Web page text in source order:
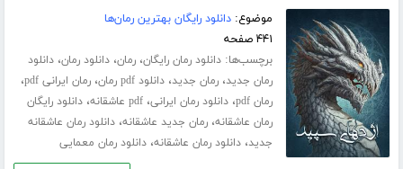
موضوع:دانلود رایگان بهترین رمان‌ها
۴۴۱ صفحه
برچسب‌ها:دانلود رمان رایگان،رمان،دانلود رمان،دانلود
رمان جدید،رمان جدید،دانلود pdf رمان ،رمان ایرانی pdf ،
رمان pdf ،دانلود رمان ایرانی،pdf عاشقانه ،دانلود رایگان
رمان عاشقانه،رمان جدید عاشقانه،دانلود رمان عاشقانه
جدید،دانلود رمان عاشقانه،دانلود رمان معمایی